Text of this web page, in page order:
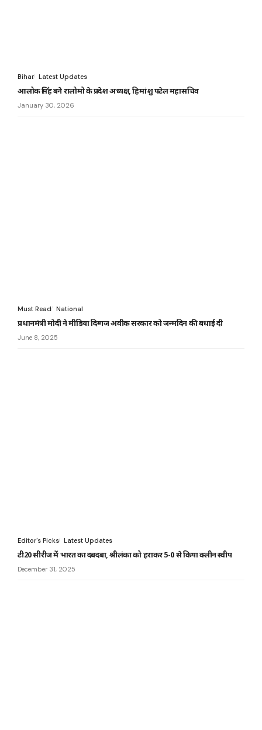
Bihar Latest Updates
आलोक सिंह बने रालोमो के प्रदेश अध्यक्ष, हिमांशु पटेल महासचिव
January 30, 2026
Must Read National
प्रधानमंत्री मोदी ने मीडिया दिग्गज अवीक सरकार को जन्मदिन की बधाई दी
June 8, 2025
Editor's Picks Latest Updates
टी20 सीरीज में भारत का दबदबा, श्रीलंका को हराकर 5-0 से किया क्लीन स्वीप
December 31, 2025